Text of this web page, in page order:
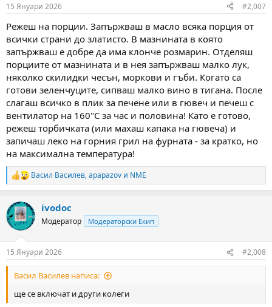
s
15 Януари 2026 #2,007
Режеш на порции. Запържваш в масло всяка порция от
всички страни до златисто. В мазнината в която
запържваш е добре да има клонче розмарин. Отделяш
порциите от мазнината и в нея запържваш малко лук,
няколко скилидки чесън, моркови и гъби. Когато са
готови зеленчуците, сипваш малко вино в тигана. После
слагаш всичко в плик за печене или в гювеч и печеш с
вентилатор на 160"С за час и половина! Като е готово,
режеш торбичката (или махаш капака на гювеча) и
запичаш леко на горния грил на фурната - за кратко, но
на максимална температура!
R
e
c
t
i
s
:
Васил Василев,apapazov и NME
ivodoc
Модератор Модераторски Екип
15 Януари 2026 #2,008
Васил Василев написа:
ще се включат и други колеги